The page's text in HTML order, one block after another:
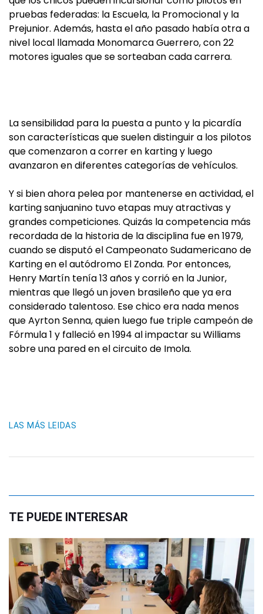
pruebas federadas: la Escuela, la Promocional y la
Prejunior. Además, hasta el año pasado había otra a
nivel local llamada Monomarca Guerrero, con 22
motores iguales que se sorteaban cada carrera.
La sensibilidad para la puesta a punto y la picardía
son características que suelen distinguir a los pilotos
que comenzaron a correr en karting y luego
avanzaron en diferentes categorías de vehículos.
Y si bien ahora pelea por mantenerse en actividad, el
karting sanjuanino tuvo etapas muy atractivas y
grandes competiciones. Quizás la competencia más
recordada de la historia de la disciplina fue en 1979,
cuando se disputó el Campeonato Sudamericano de
Karting en el autódromo El Zonda. Por entonces,
Henry Martín tenía 13 años y corrió en la Junior,
mientras que llegó un joven brasileño que ya era
considerado talentoso. Ese chico era nada menos
que Ayrton Senna, quien luego fue triple campeón de
Fórmula 1 y falleció en 1994 al impactar su Williams
sobre una pared en el circuito de Imola.
LAS MÁS LEIDAS
TE PUEDE INTERESAR